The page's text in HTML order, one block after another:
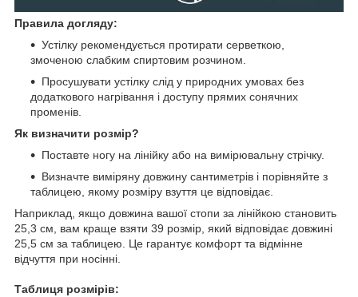
Правила догляду:
Устілку рекомендується протирати серветкою,
змоченою слабким спиртовим розчином.
Просушувати устілку слід у природних умовах без
додаткового нагрівання і доступу прямих сонячних
променів.
Як визначити розмір?
Поставте ногу на лінійку або на вимірювальну стрічку.
Визначте виміряну довжину сантиметрів і порівняйте з
таблицею, якому розміру взуття це відповідає.
Наприклад, якщо довжина вашої стопи за лінійкою становить
25,3 см, вам краще взяти 39 розмір, який відповідає довжині
25,5 см за таблицею. Це гарантує комфорт та відмінне
відчуття при носінні.
Таблиця розмірів: